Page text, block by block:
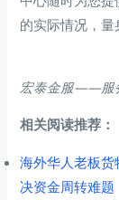
的实际情况，量
宏泰金服——服
相关阅读推荐：
海外华人老板
决资金周转难题